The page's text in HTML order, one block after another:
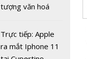
đơn giản để đảm
bảo sức khỏe
ngày Tết
tượng văn hoá
tranh cãi về nguồn
gốc
Trực tiếp: Apple
ra mắt Iphone 11